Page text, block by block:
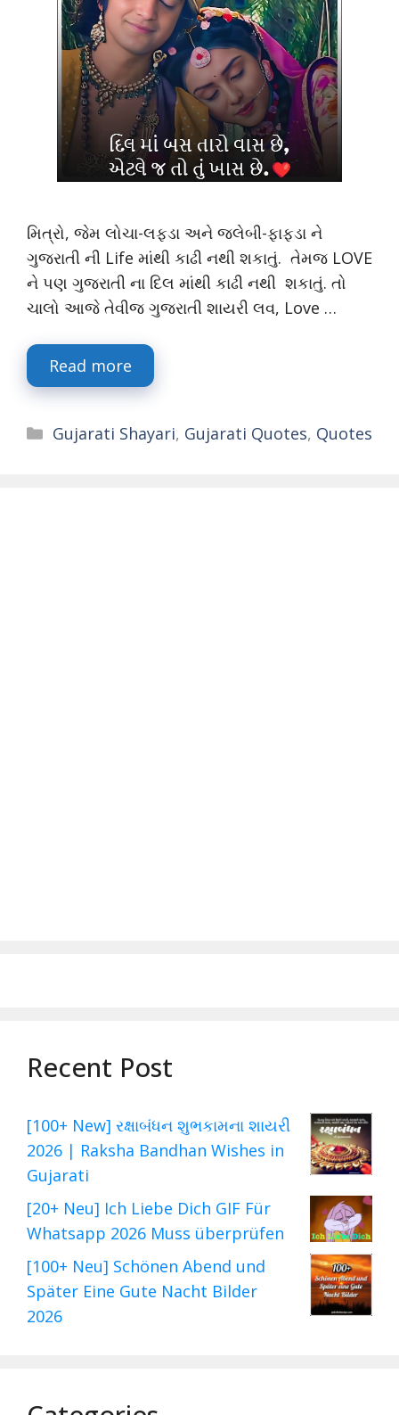
મિત્રો, જેમ લોચા-લફડા અને જલેબી-ફાફડા ને
ગુજરાતી ની Life માંથી કાઢી નથી શકાતું. તેમજ LOVE
ને પણ ગુજરાતી ના દિલ માંથી કાઢી નથી શકાતું. તો
ચાલો આજે તેવીજ ગુજરાતી શાયરી લવ, Love …
Read more
Categories
Gujarati Shayari, Gujarati Quotes, Quotes
Recent Post
[100+ New] રક્ષાબંધન શુભકામના શાયરી
2026 | Raksha Bandhan Wishes in
Gujarati
[20+ Neu] Ich Liebe Dich GIF Für
Whatsapp 2026 Muss überprüfen
[100+ Neu] Schönen Abend und
Später Eine Gute Nacht Bilder
2026